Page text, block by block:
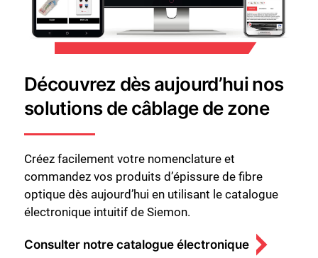
Découvrez dès aujourd’hui nos
solutions de câblage de zone
Créez facilement votre nomenclature et
commandez vos produits d’épissure de fibre
optique dès aujourd’hui en utilisant le catalogue
électronique intuitif de Siemon.
Consulter notre catalogue électronique